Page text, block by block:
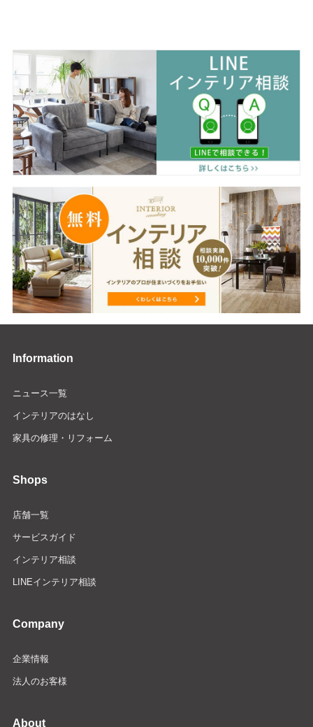
Information
ニュース一覧
インテリアのはなし
家具の修理・リフォーム
Shops
店舗一覧
サービスガイド
インテリア相談
LINEインテリア相談
Company
企業情報
法人のお客様
About